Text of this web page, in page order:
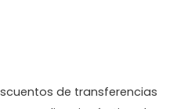
de transferencias